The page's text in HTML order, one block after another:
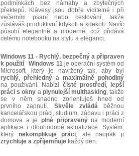
podmínkách bez námahy a zbytečných
překlepů. Klávesy jsou dobře viditelné i při
večerním psaní nebo cestování, takže
zůstáváš produktivní kdykoli a kdekoli. Navíc
působí elegantně a moderně, což přidává
celému notebooku na stylu a eleganci.
Windows 11 - Rychlý, bezpečný a připraven
k použití
Windows 11je operační systém od
Microsoft, který je navržený tak, aby byl
rychlý, přehledný a maximálně pohodlný
na používání. Nabízí čisté prostředí,
lepší
práci s okny a plynulejší multitasking, takže
se v něm snadno zorientuješ hned od
prvního zapnutí. Skvěle zvládáběžnou
kancelářskou práci, studium, zábavu i práci z
domova a je plně připravenýna moderní
aplikace i dlouhodobé aktualizace. Systém,
který nekomplikuje práci, ale naopak ji
zrychluje a zpříjemňuje každý den.